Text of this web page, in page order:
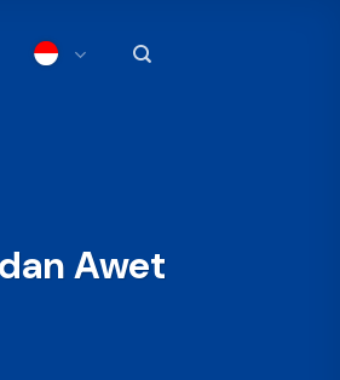
Awet